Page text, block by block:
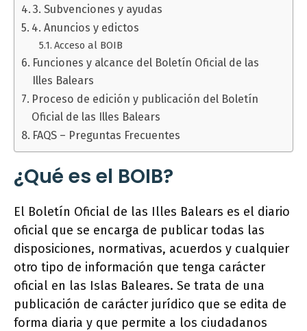
3. Subvenciones y ayudas
4. Anuncios y edictos
Acceso al BOIB
Funciones y alcance del Boletín Oficial de las
Illes Balears
Proceso de edición y publicación del Boletín
Oficial de las Illes Balears
FAQS – Preguntas Frecuentes
¿Qué es el BOIB?
El Boletín Oficial de las Illes Balears es el diario
oficial que se encarga de publicar todas las
disposiciones, normativas, acuerdos y cualquier
otro tipo de información que tenga carácter
oficial en las Islas Baleares. Se trata de una
publicación de carácter jurídico que se edita de
forma diaria y que permite a los ciudadanos